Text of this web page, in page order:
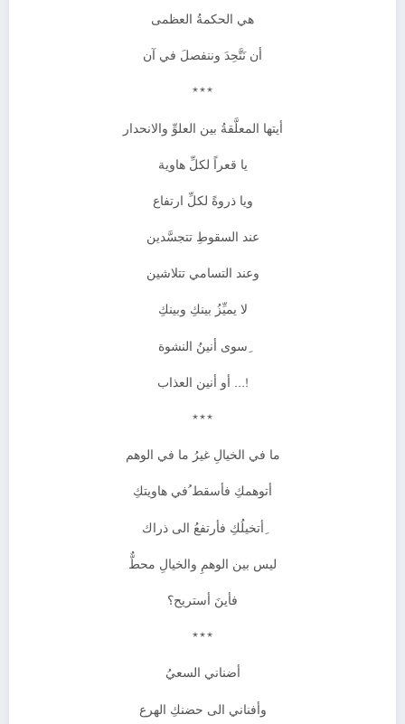
هي الحكمةُ العظمى
أن نَتَّحِدَ وننفصلَ في آن
***
أيتها المعلَّقةُ بين العلوِّ والانحدار
يا قعراً لكلِّ هاوية
ويا ذروةً لكلِّ ارتفاع
عند السقوطِ تتجسَّدين
وعند التسامي تتلاشين
لا يميِّزُ بينكِ وبينكِ
ِسوى أنينُ النشوة
!… أو أنين العذاب
***
ما في الخيالِ غيرُ ما في الوهم
أتوهمكِ فأسقط ُفي هاويتكِ
ِأتخيلُكِ فأرتفعُ الى ذراك
ليس بين الوهمِ والخيالِ محطٌّ
فأينَ أستريح؟
***
أضناني السعيُ
وأفناني الى حضنكِ الهرع